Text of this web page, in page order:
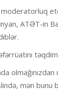
ATƏT-in
mən